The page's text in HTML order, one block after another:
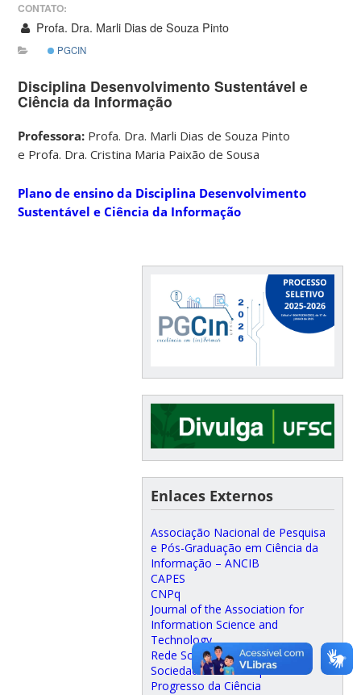
CONTATO:
Profa. Dra. Marli Dias de Souza Pinto
PGCIN
Disciplina Desenvolvimento Sustentável e
Ciência da Informação
Professora: Profa. Dra. Marli Dias de Souza Pinto
e Profa. Dra. Cristina Maria Paixão de Sousa
Plano de ensino da Disciplina Desenvolvimento
Sustentável e Ciência da Informação
Enlaces Externos
Associação Nacional de Pesquisa
e Pós-Graduação em Ciência da
Informação – ANCIB
CAPES
CNPq
Journal of the Association for
Information Science and
Technology
Rede SciELO
Sociedade Brasileira para o
Progresso da Ciência